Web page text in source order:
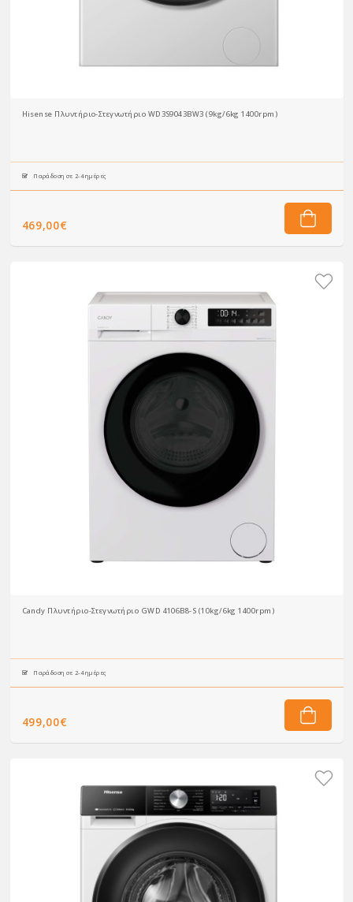
Hisense Πλυντήριο-Στεγνωτήριο WD3S9043BW3 (9kg/6kg 1400rpm)
Παράδοση σε 2-4 ημέρες
469,00€
Candy Πλυντήριο-Στεγνωτήριο GWD 4106B8-S (10kg/6kg 1400rpm)
Παράδοση σε 2-4 ημέρες
499,00€